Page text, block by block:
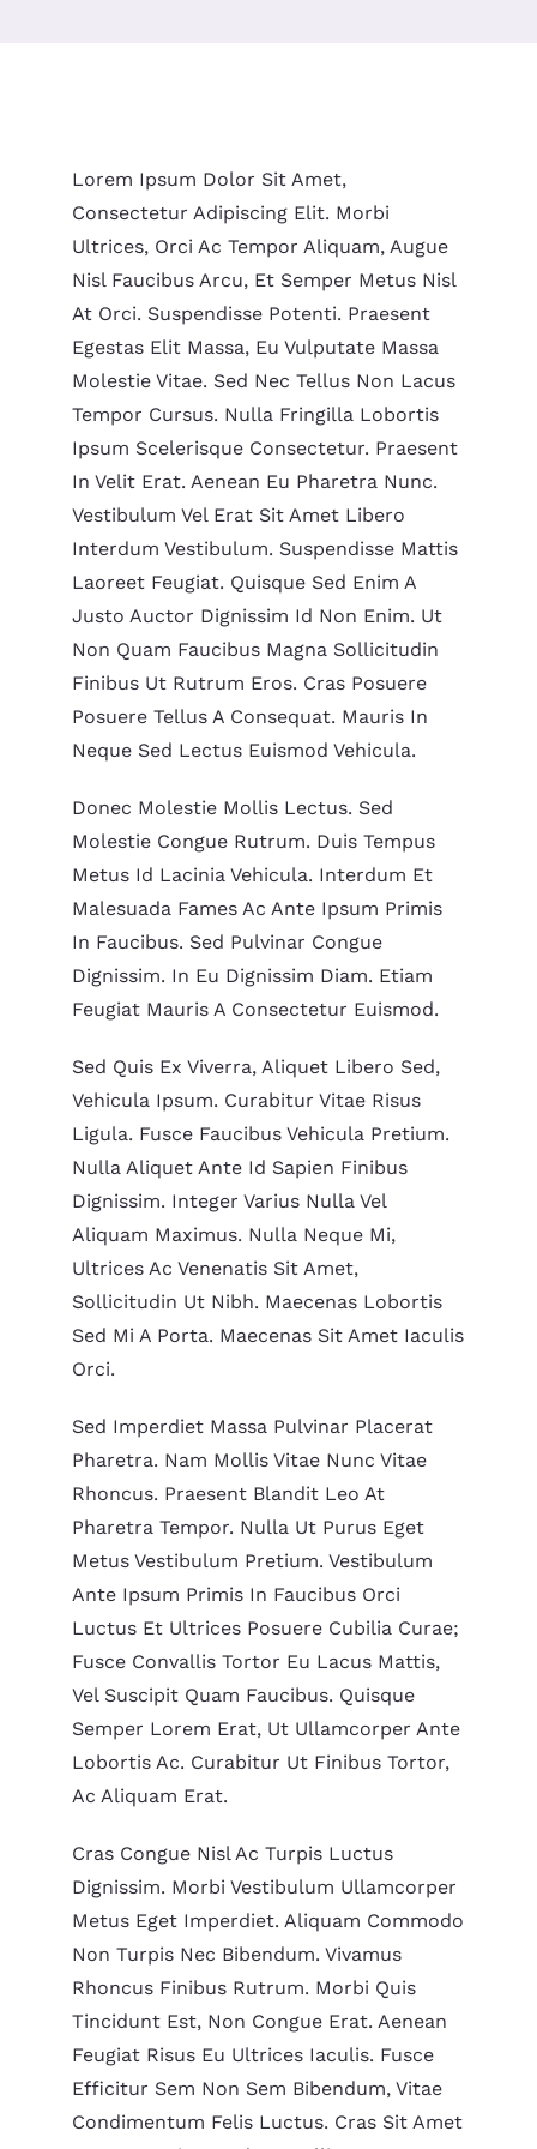
Lorem Ipsum Dolor Sit Amet,
Consectetur Adipiscing Elit. Morbi
Ultrices, Orci Ac Tempor Aliquam, Augue
Nisl Faucibus Arcu, Et Semper Metus Nisl
At Orci. Suspendisse Potenti. Praesent
Egestas Elit Massa, Eu Vulputate Massa
Molestie Vitae. Sed Nec Tellus Non Lacus
Tempor Cursus. Nulla Fringilla Lobortis
Ipsum Scelerisque Consectetur. Praesent
In Velit Erat. Aenean Eu Pharetra Nunc.
Vestibulum Vel Erat Sit Amet Libero
Interdum Vestibulum. Suspendisse Mattis
Laoreet Feugiat. Quisque Sed Enim A
Justo Auctor Dignissim Id Non Enim. Ut
Non Quam Faucibus Magna Sollicitudin
Finibus Ut Rutrum Eros. Cras Posuere
Posuere Tellus A Consequat. Mauris In
Neque Sed Lectus Euismod Vehicula.
Donec Molestie Mollis Lectus. Sed
Molestie Congue Rutrum. Duis Tempus
Metus Id Lacinia Vehicula. Interdum Et
Malesuada Fames Ac Ante Ipsum Primis
In Faucibus. Sed Pulvinar Congue
Dignissim. In Eu Dignissim Diam. Etiam
Feugiat Mauris A Consectetur Euismod.
Sed Quis Ex Viverra, Aliquet Libero Sed,
Vehicula Ipsum. Curabitur Vitae Risus
Ligula. Fusce Faucibus Vehicula Pretium.
Nulla Aliquet Ante Id Sapien Finibus
Dignissim. Integer Varius Nulla Vel
Aliquam Maximus. Nulla Neque Mi,
Ultrices Ac Venenatis Sit Amet,
Sollicitudin Ut Nibh. Maecenas Lobortis
Sed Mi A Porta. Maecenas Sit Amet Iaculis
Orci.
Sed Imperdiet Massa Pulvinar Placerat
Pharetra. Nam Mollis Vitae Nunc Vitae
Rhoncus. Praesent Blandit Leo At
Pharetra Tempor. Nulla Ut Purus Eget
Metus Vestibulum Pretium. Vestibulum
Ante Ipsum Primis In Faucibus Orci
Luctus Et Ultrices Posuere Cubilia Curae;
Fusce Convallis Tortor Eu Lacus Mattis,
Vel Suscipit Quam Faucibus. Quisque
Semper Lorem Erat, Ut Ullamcorper Ante
Lobortis Ac. Curabitur Ut Finibus Tortor,
Ac Aliquam Erat.
Cras Congue Nisl Ac Turpis Luctus
Dignissim. Morbi Vestibulum Ullamcorper
Metus Eget Imperdiet. Aliquam Commodo
Non Turpis Nec Bibendum. Vivamus
Rhoncus Finibus Rutrum. Morbi Quis
Tincidunt Est, Non Congue Erat. Aenean
Feugiat Risus Eu Ultrices Iaculis. Fusce
Efficitur Sem Non Sem Bibendum, Vitae
Condimentum Felis Luctus. Cras Sit Amet